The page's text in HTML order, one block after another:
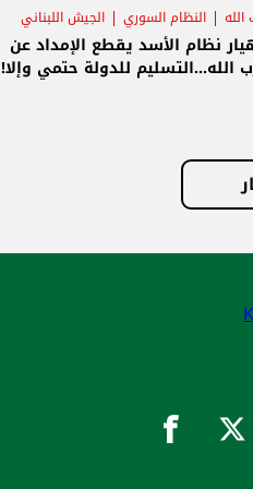
النظام السوري الجيش اللبناني
نظام الأسد يقطع الإمداد عن
الله...التسليم للدولة حتمي وإلا!